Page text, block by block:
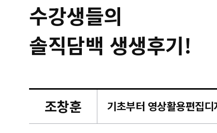
수강생들의
솔직담백 생생후기!
조창훈